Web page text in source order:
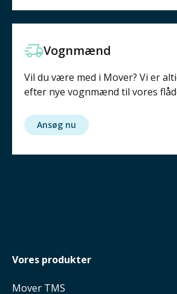
Vognmænd
Vil du være med i Mover? Vi er
efter nye vognmænd til vores
Ansøg nu
Vores produkter
Mover TMS